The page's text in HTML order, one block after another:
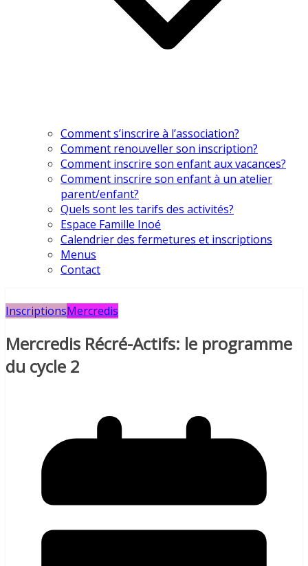
Comment s’inscrire à l’association?
Comment renouveller son inscription?
Comment inscrire son enfant aux vacances?
Comment inscrire son enfant à un atelier
parent/enfant?
Quels sont les tarifs des activités?
Espace Famille Inoé
Calendrier des fermetures et inscriptions
Menus
Contact
InscriptionsMercredis
Mercredis Récré-Actifs: le programme
du cycle 2